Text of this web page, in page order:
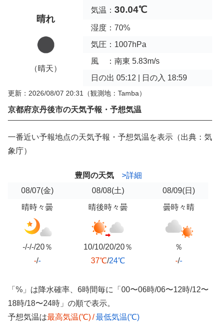
晴れ
（晴天）
気温： 30.04℃
湿度：70%
気圧：1007hPa
風 ：南東 5.83m/s
日の出 05:12 | 日の入 18:59
更新：2026/08/07 20:31 （観測地：Tamba）
京都府京丹後市の天気予報・予想気温
一番近い予報地点の天気予報・予想気温を表示（出典：気
象庁）
豊岡の天気
>詳細
08/07(金) 08/08(土) 08/09(日)
晴時々曇
-/-/-/20％
-/-
晴後時々曇
10/10/20/20％
37℃/24℃
曇時々晴
％
-/-
「%」は降水確率、6時間毎に「00〜06時/06〜12時/12〜
18時/18〜24時」の順で表示。
予想気温は最高気温(℃)/最低気温(℃)